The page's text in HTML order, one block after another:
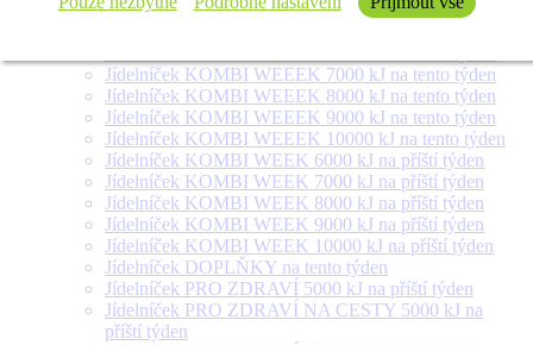
týden
Jídelníček KOMBI WEEEK 7000 kJ na tento týden
Jídelníček KOMBI WEEEK 8000 kJ na tento týden
Jídelníček KOMBI WEEEK 9000 kJ na tento týden
Jídelníček KOMBI WEEEK 10000 kJ na tento týden
Jídelníček KOMBI WEEK 6000 kJ na příští týden
Jídelníček KOMBI WEEK 7000 kJ na příští týden
Jídelníček KOMBI WEEK 8000 kJ na příští týden
Jídelníček KOMBI WEEK 9000 kJ na příští týden
Jídelníček KOMBI WEEK 10000 kJ na příští týden
Jídelníček DOPLŇKY na tento týden
Jídelníček PRO ZDRAVÍ 5000 kJ na příští týden
Jídelníček PRO ZDRAVÍ NA CESTY 5000 kJ na
příští týden